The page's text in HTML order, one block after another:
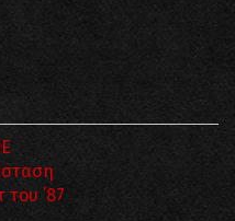
΄87